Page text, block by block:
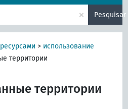
× Pesquisar
> использование
территории
территории